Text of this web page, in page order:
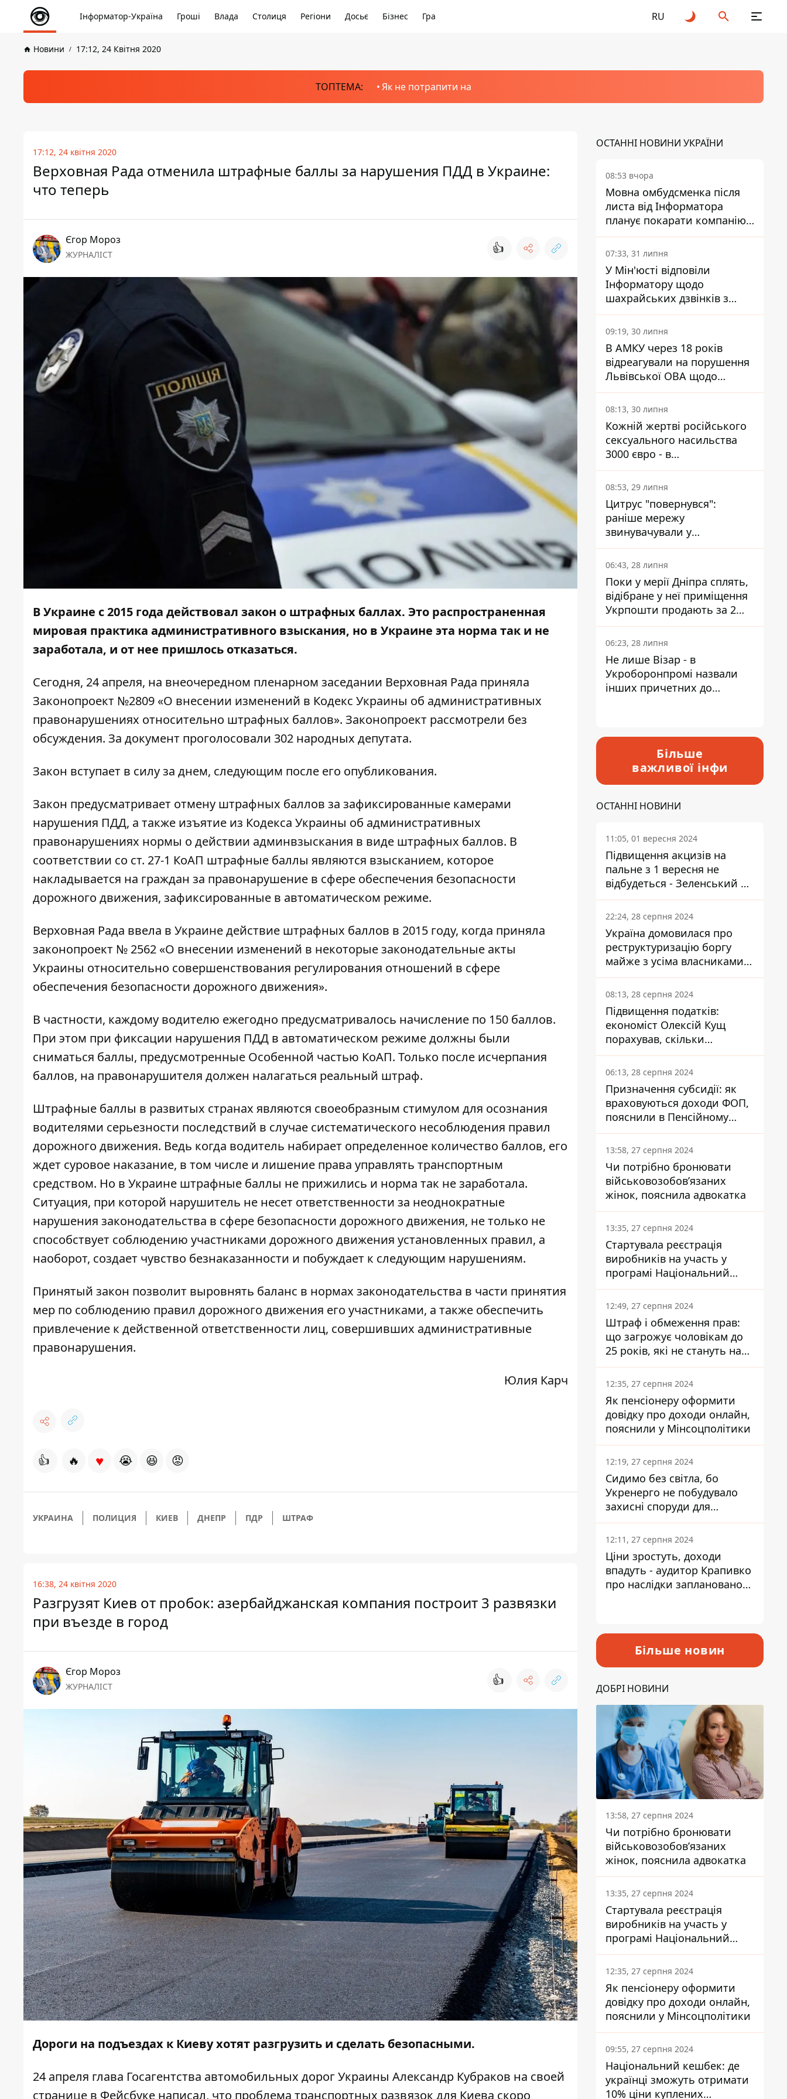
Інформатор-Україна Гроші Влада Столиця Регіони Досьє Бізнес Гра RU
Новини 17:12, 24 Квітня 2020
ТОПТЕМА: Як не потрапити на
17:12, 24 квітня 2020
Верховная Рада отменила штрафные баллы за нарушения ПДД в Украине:
что теперь
Єгор Мороз
ЖУРНАЛІСТ 👍
В Украине с 2015 года действовал закон о штрафных баллах. Это распространенная
мировая практика административного взыскания, но в Украине эта норма так и не
заработала, и от нее пришлось отказаться.
Сегодня, 24 апреля, на внеочередном пленарном заседании Верховная Рада приняла
Законопроект №2809«О внесении изменений в Кодекс Украины об административных
правонарушениях относительно штрафных баллов». Законопроект рассмотрели без
обсуждения. За документ проголосовали 302 народных депутата.
Закон вступает в силу за днем, следующим после его опубликования.
Закон предусматривает отмену штрафных баллов за зафиксированные камерами
нарушения ПДД, а также изъятие из Кодекса Украины об административных
правонарушениях нормы о действии админвзыскания в виде штрафных баллов. В
соответствии со ст. 27-1 КоАП штрафные баллы являются взысканием, которое
накладывается на граждан за правонарушение в сфере обеспечения безопасности
дорожного движения, зафиксированные в автоматическом режиме.
Верховная Рада ввела в Украине действие штрафных баллов в 2015 году, когда приняла
законопроект № 2562 «О внесении изменений в некоторые законодательные акты
Украины относительно совершенствования регулирования отношений в сфере
обеспечения безопасности дорожного движения».
В частности, каждому водителю ежегодно предусматривалось начисление по 150 баллов.
При этом при фиксации нарушения ПДД в автоматическом режиме должны были
сниматься баллы, предусмотренные Особенной частью КоАП. Только после исчерпания
баллов, на правонарушителя должен налагаться реальный штраф.
Штрафные баллы в развитых странах являются своеобразным стимулом для осознания
водителями серьезности последствий в случае систематического несоблюдения правил
дорожного движения. Ведь когда водитель набирает определенное количество баллов, его
ждет суровое наказание, в том числе и лишение права управлять транспортным
средством. Но в Украине штрафные баллы не прижились и норма так не заработала.
Ситуация, при которой нарушитель не несет ответственности за неоднократные
нарушения законодательства в сфере безопасности дорожного движения, не только не
способствует соблюдению участниками дорожного движения установленных правил, а
наоборот, создает чувство безнаказанности и побуждает к следующим нарушениям.
Принятый закон позволит выровнять баланс в нормах законодательства в части принятия
мер по соблюдению правил дорожного движения его участниками, а также обеспечить
привлечение к действенной ответственности лиц, совершивших административные
правонарушения.
Юлия Карч
👍 🔥 ♥ 😭 😆 😡
УКРАИНА ПОЛИЦИЯ КИЕВ ДНЕПР ПДР ШТРАФ
16:38, 24 квітня 2020
Разгрузят Киев от пробок: азербайджанская компания построит 3 развязки
при въезде в город
Єгор Мороз
ЖУРНАЛІСТ 👍
Дороги на подъездах к Киеву хотят разгрузить и сделать безопасными.
24 апреля глава Госагентства автомобильных дорог Украины Александр Кубраков на своей
странице в Фейсбуке написал, что проблема транспортных развязок для Киева скоро
ОСТАННІ НОВИНИ УКРАЇНИ
08:53 вчора
Мовна омбудсменка після
листа від Інформатора
планує покарати компанію-
підрядника ПриватБанку
07:33, 31 липня
У Мін'юсті відповіли
Інформатору щодо
шахрайських дзвінків з
камери Сумського СІЗО так,
що ніхто нічого не зрозумів
09:19, 30 липня
В АМКУ через 18 років
відреагували на порушення
Львівської ОВА щодо
харчування у закладах
освіти
08:13, 30 липня
Кожній жертві російського
сексуального насильства
3000 євро - в
Мінсоцполітики пояснили
Інформатору, звідки на це
гроші
08:53, 29 липня
Цитрус "повернувся":
раніше мережу
звинувачували у
контрабанді техніки та
ухиленні від сплати
податків
06:43, 28 липня
Поки у мерії Дніпра сплять,
відібране у неї приміщення
Укрпошти продають за 2
мільйони
06:23, 28 липня
Не лише Візар - в
Укроборонпромі назвали
інших причетних до
Більше
важливої інфи
ОСТАННІ НОВИНИ
11:05, 01 вересня 2024
Підвищення акцизів на
пальне з 1 вересня не
відбудеться - Зеленський не
підписав закон
22:24, 28 серпня 2024
Україна домовилася про
реструктуризацію боргу
майже з усіма власниками
єврооблігацій: що це
означає для країни
08:13, 28 серпня 2024
Підвищення податків:
економіст Олексій Кущ
порахував, скільки
заплатить кожен українець
06:13, 28 серпня 2024
Призначення субсидії: як
враховуються доходи ФОП,
пояснили в Пенсійному
фонді
13:58, 27 серпня 2024
Чи потрібно бронювати
військовозобов’язаних
жінок, пояснила адвокатка
13:35, 27 серпня 2024
Стартувала реєстрація
виробників на участь у
програмі Національний
кешбек: як це зробити
через портал Дія
12:49, 27 серпня 2024
Штраф і обмеження прав:
що загрожує чоловікам до
25 років, які не стануть на
військовий облік
12:35, 27 серпня 2024
Як пенсіонеру оформити
довідку про доходи онлайн,
пояснили у Мінсоцполітики
12:19, 27 серпня 2024
Сидимо без світла, бо
Укренерго не побудувало
захисні споруди для
енергетики - нардеп
Кучеренко
12:11, 27 серпня 2024
Ціни зростуть, доходи
впадуть - аудитор Крапивко
про наслідки запланованого
Більше новин
ДОБРІ НОВИНИ
13:58, 27 серпня 2024
Чи потрібно бронювати
військовозобов’язаних
жінок, пояснила адвокатка
13:35, 27 серпня 2024
Стартувала реєстрація
виробників на участь у
програмі Національний
кешбек: як це зробити
через портал Дія
12:35, 27 серпня 2024
Як пенсіонеру оформити
довідку про доходи онлайн,
пояснили у Мінсоцполітики
09:55, 27 серпня 2024
Національний кешбек: де
українці зможуть отримати
10% ціни куплених